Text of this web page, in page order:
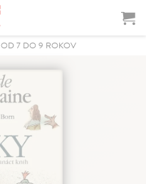
OD 7 DO 9 ROKOV